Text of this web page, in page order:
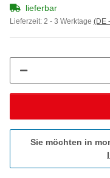
lieferbar
Lieferzeit: 2 - 3 Werktage (DE
Sie möchten in